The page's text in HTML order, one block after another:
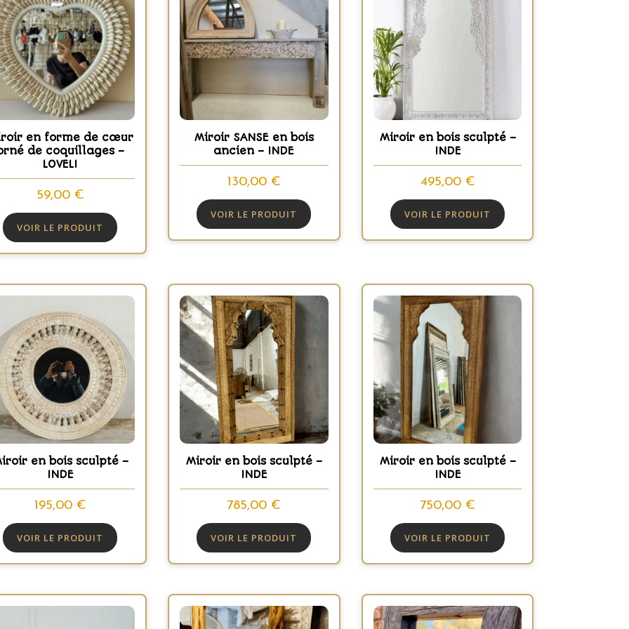
en forme de cœur
de coquillages –
LOVELI
59,00 €
VOIR LE PRODUIT
Miroir SANSE en bois
ancien – INDE
130,00 €
VOIR LE PRODUIT
Miroir en bois sculpté –
INDE
495,00 €
VOIR LE PRODUIT
en bois sculpté –
INDE
195,00 €
VOIR LE PRODUIT
Miroir en bois sculpté –
INDE
785,00 €
VOIR LE PRODUIT
Miroir en bois sculpté –
INDE
750,00 €
VOIR LE PRODUIT